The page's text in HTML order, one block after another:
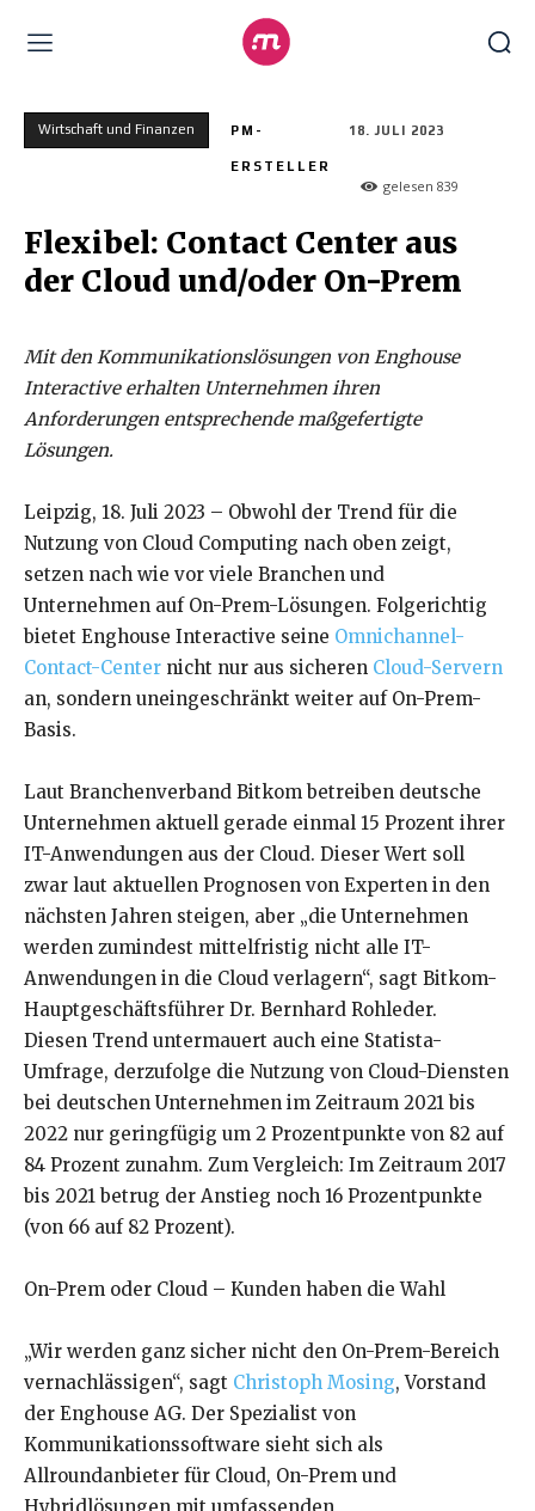
Wirtschaft und Finanzen PM-
ERSTELLER
18. JULI 2023
gelesen 839
Flexibel: Contact Center aus
der Cloud und/oder On-Prem
Mit den Kommunikationslösungen von Enghouse
Interactive erhalten Unternehmen ihren
Anforderungen entsprechende maßgefertigte
Lösungen.
Leipzig, 18. Juli 2023 – Obwohl der Trend für die
Nutzung von Cloud Computing nach oben zeigt,
setzen nach wie vor viele Branchen und
Unternehmen auf On-Prem-Lösungen. Folgerichtig
bietet Enghouse Interactive seine Omnichannel-
Contact-Center nicht nur aus sicheren Cloud-Servern
an, sondern uneingeschränkt weiter auf On-Prem-
Basis.
Laut Branchenverband Bitkom betreiben deutsche
Unternehmen aktuell gerade einmal 15 Prozent ihrer
IT-Anwendungen aus der Cloud. Dieser Wert soll
zwar laut aktuellen Prognosen von Experten in den
nächsten Jahren steigen, aber „die Unternehmen
werden zumindest mittelfristig nicht alle IT-
Anwendungen in die Cloud verlagern“, sagt Bitkom-
Hauptgeschäftsführer Dr. Bernhard Rohleder.
Diesen Trend untermauert auch eine Statista-
Umfrage, derzufolge die Nutzung von Cloud-Diensten
bei deutschen Unternehmen im Zeitraum 2021 bis
2022 nur geringfügig um 2 Prozentpunkte von 82 auf
84 Prozent zunahm. Zum Vergleich: Im Zeitraum 2017
bis 2021 betrug der Anstieg noch 16 Prozentpunkte
(von 66 auf 82 Prozent).
On-Prem oder Cloud – Kunden haben die Wahl
„Wir werden ganz sicher nicht den On-Prem-Bereich
vernachlässigen“, sagt Christoph Mosing, Vorstand
der Enghouse AG. Der Spezialist von
Kommunikationssoftware sieht sich als
Allroundanbieter für Cloud, On-Prem und